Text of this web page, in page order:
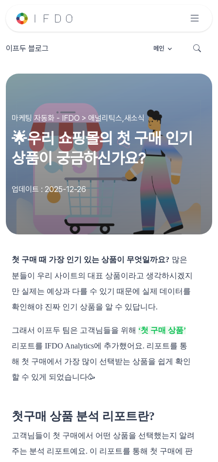
이프두 블로그 메인
마케팅 자동화 - IFDO > 애널리틱스,새소식
🌟우리 쇼핑몰의 첫 구매 인기
상품이 궁금하신가요?
업데이트 : 2025-12-26
첫 구매 때 가장 인기 있는 상품이 무엇일까요? 많은
분들이 우리 사이트의 대표 상품이라고 생각하시겠지
만 실제는 예상과 다를 수 있기 때문에 실제 데이터를
확인해야 진짜 인기 상품을 알 수 있답니다.
그래서 이프두 팀은 고객님들을 위해 ‘첫 구매 상품’
리포트를 IFDO Analytics에 추가했어요. 리포트를 통
해 첫 구매에서 가장 많이 선택받는 상품을 쉽게 확인
할 수 있게 되었습니다🥳
첫구매 상품 분석 리포트란?
고객님들이 첫 구매에서 어떤 상품을 선택했는지 알려
주는 분석 리포트예요. 이 리포트를 통해 첫 구매에 판